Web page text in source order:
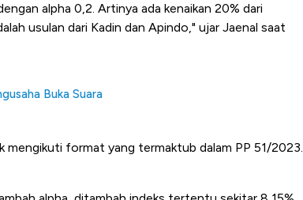
alpha 0,2. Artinya ada kenaikan 20% dari
usulan dari Kadin dan Apindo," ujar Jaenal saat
Buka Suara
mengikuti format yang termaktub dalam PP 51/2023.